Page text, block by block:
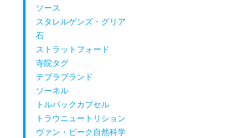
ソース
スタレルゲンズ・グリア
石
ストラットフォード
寺院タグ
テブラブランド
ソーネル
トルパックカプセル
トラウニュートリション
ヴァン・ビーク自然科学